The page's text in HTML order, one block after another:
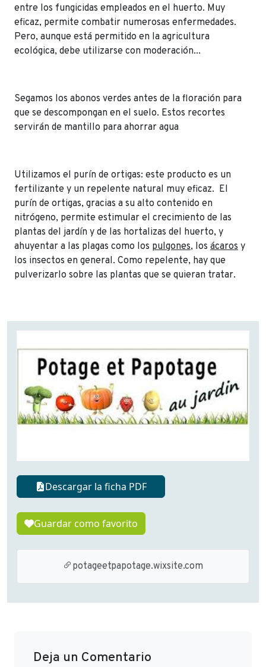
entre los fungicidas empleados en el huerto. Muy
eficaz, permite combatir numerosas enfermedades.
Pero, aunque está permitido en la agricultura
ecológica, debe utilizarse con moderación...
Segamos los abonos verdes antes de la floración para
que se descompongan en el suelo. Estos recortes
servirán de mantillo para ahorrar agua
Utilizamos el purín de ortigas: este producto es un
fertilizante y un repelente natural muy eficaz. El
purín de ortigas, gracias a su alto contenido en
nitrógeno, permite estimular el crecimiento de las
plantas del jardín y de las hortalizas del huerto, y
ahuyentar a las plagas como los pulgones, los ácaros y
los insectos en general. Como repelente, hay que
pulverizarlo sobre las plantas que se quieran tratar.
Descargar la ficha PDF
Guardar como favorito
potageetpapotage.wixsite.com
Deja un Comentario